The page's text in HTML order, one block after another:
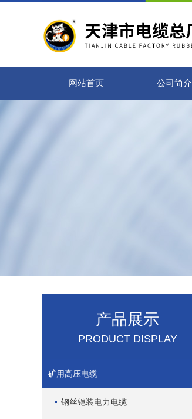
网站首页 公司简介
产品展示
PRODUCT DISPLAY
矿用高压电缆
钢丝铠装电力电缆